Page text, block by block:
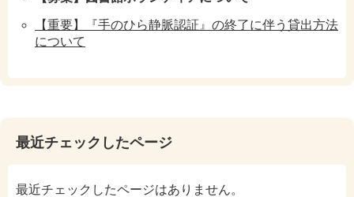
【重要】『手のひら静脈認証』の終了に伴う貸出方法
について
最近チェックしたページ
最近チェックしたページはありません。